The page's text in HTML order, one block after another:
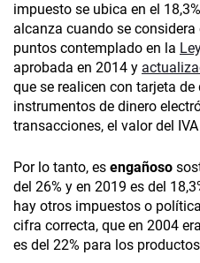
impuesto se ubica en el
alcanza cuando se
puntos contemplado en la
aprobada en 2014 y
que se realicen con tarjeta
instrumentos de dinero
transacciones, el valor del IVA
Por lo tanto, es engañoso
del 26% y en 2019 es del
hay otros impuestos o
cifra correcta, que en 2004
es del 22% para los